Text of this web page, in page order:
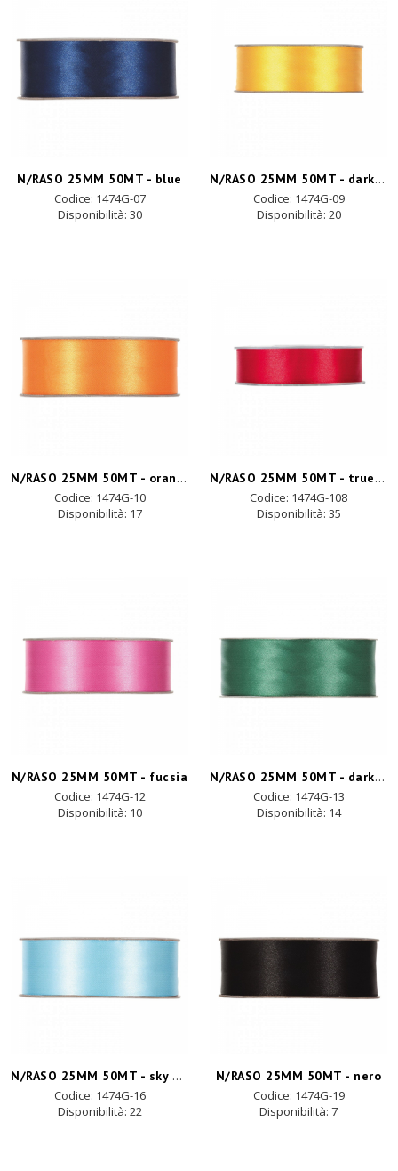
N/RASO 25MM 50MT - blue
Codice: 1474G-07
Disponibilità: 30
N/RASO 25MM 50MT - dark yellow
Codice: 1474G-09
Disponibilità: 20
N/RASO 25MM 50MT - orange
Codice: 1474G-10
Disponibilità: 17
N/RASO 25MM 50MT - true red
Codice: 1474G-108
Disponibilità: 35
N/RASO 25MM 50MT - fucsia
Codice: 1474G-12
Disponibilità: 10
N/RASO 25MM 50MT - dark green
Codice: 1474G-13
Disponibilità: 14
N/RASO 25MM 50MT - sky blue
Codice: 1474G-16
Disponibilità: 22
N/RASO 25MM 50MT - nero
Codice: 1474G-19
Disponibilità: 7